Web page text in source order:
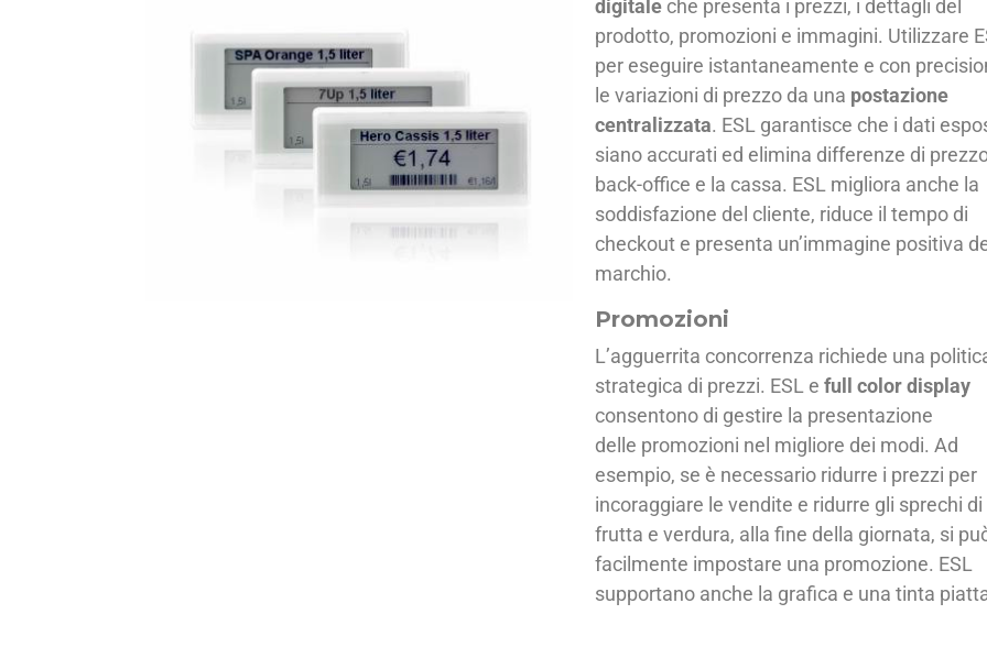
digitaleche presenta i prezzi, i dettagli del
prodotto, promozioni e immagini. Utilizzare
per eseguire istantaneamente e con
le variazioni di prezzo da una postazione
centralizzata. ESL garantisce che i dati
siano accurati ed elimina differenze di
back-office e la cassa. ESL migliora anche la
soddisfazione del cliente, riduce il tempo di
checkout e presenta un’immagine positiva
marchio.
Promozioni
L’agguerrita concorrenza richiede una
strategica di prezzi. ESL e full color display
consentono di gestire la presentazione
delle promozioni nel migliore dei modi. Ad
esempio, se è necessario ridurre i prezzi per
incoraggiare le vendite e ridurre gli sprechi di
frutta e verdura, alla fine della giornata, si
facilmente impostare una promozione. ESL
supportano anche la grafica e una tinta